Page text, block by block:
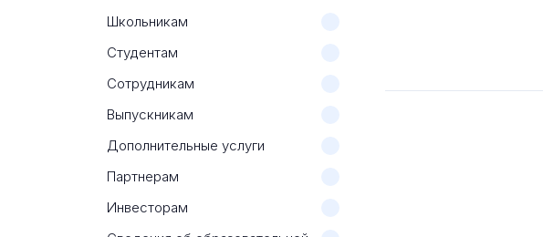
Школьникам
Студентам
Сотрудникам
Выпускникам
Дополнительные услуги
Партнерам
Инвесторам